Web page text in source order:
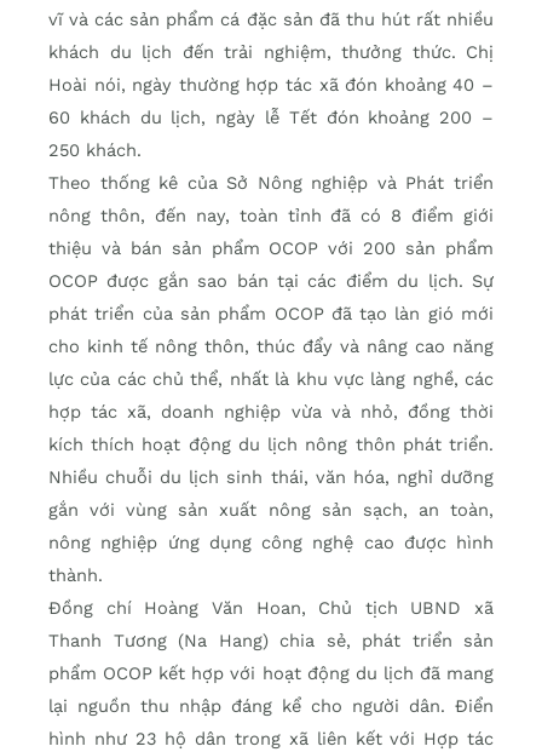
vĩ và các sản phẩm cá đặc sản đã thu hút rất nhiều
khách du lịch đến trải nghiệm, thưởng thức. Chị
Hoài nói, ngày thường hợp tác xã đón khoảng 40 –
60 khách du lịch, ngày lễ Tết đón khoảng 200 –
250 khách.
Theo thống kê của Sở Nông nghiệp và Phát triển
nông thôn, đến nay, toàn tỉnh đã có 8 điểm giới
thiệu và bán sản phẩm OCOP với 200 sản phẩm
OCOP được gắn sao bán tại các điểm du lịch. Sự
phát triển của sản phẩm OCOP đã tạo làn gió mới
cho kinh tế nông thôn, thúc đẩy và nâng cao năng
lực của các chủ thể, nhất là khu vực làng nghề, các
hợp tác xã, doanh nghiệp vừa và nhỏ, đồng thời
kích thích hoạt động du lịch nông thôn phát triển.
Nhiều chuỗi du lịch sinh thái, văn hóa, nghỉ dưỡng
gắn với vùng sản xuất nông sản sạch, an toàn,
nông nghiệp ứng dụng công nghệ cao được hình
thành.
Đồng chí Hoàng Văn Hoan, Chủ tịch UBND xã
Thanh Tương (Na Hang) chia sẻ, phát triển sản
phẩm OCOP kết hợp với hoạt động du lịch đã mang
lại nguồn thu nhập đáng kể cho người dân. Điển
hình như 23 hộ dân trong xã liên kết với Hợp tác